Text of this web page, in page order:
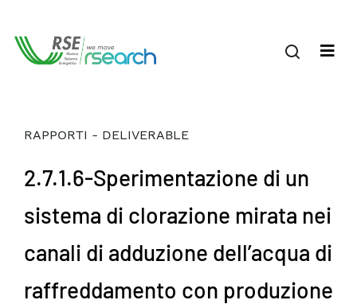
RAPPORTI - DELIVERABLE
2.7.1.6-Sperimentazione di un
sistema di clorazione mirata nei
canali di adduzione dell’acqua di
raffreddamento con produzione